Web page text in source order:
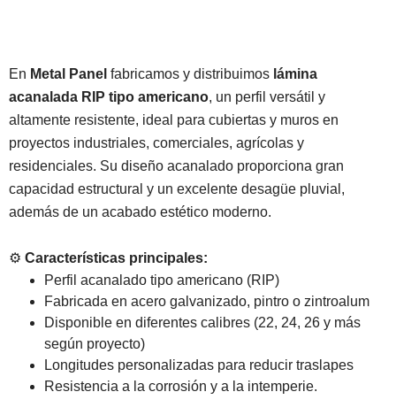
En Metal Panel fabricamos y distribuimos lámina
acanalada RIP tipo americano, un perfil versátil y
altamente resistente, ideal para cubiertas y muros en
proyectos industriales, comerciales, agrícolas y
residenciales. Su diseño acanalado proporciona gran
capacidad estructural y un excelente desagüe pluvial,
además de un acabado estético moderno.
⚙️ Características principales:
Perfil acanalado tipo americano (RIP)
Fabricada en acero galvanizado, pintro o zintroalum
Disponible en diferentes calibres (22, 24, 26 y más
según proyecto)
Longitudes personalizadas para reducir traslapes
Resistencia a la corrosión y a la intemperie.